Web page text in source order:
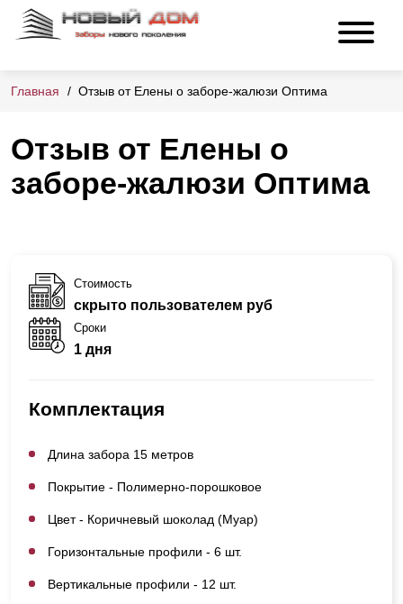
Главная Отзыв от Елены о заборе-жалюзи Оптима
Отзыв от Елены о
заборе-жалюзи Оптима
Стоимость
скрыто пользователем руб
Сроки
1 дня
Комплектация
Длина забора 15 метров
Покрытие - Полимерно-порошковое
Цвет - Коричневый шоколад (Муар)
Горизонтальные профили - 6 шт.
Вертикальные профили - 12 шт.